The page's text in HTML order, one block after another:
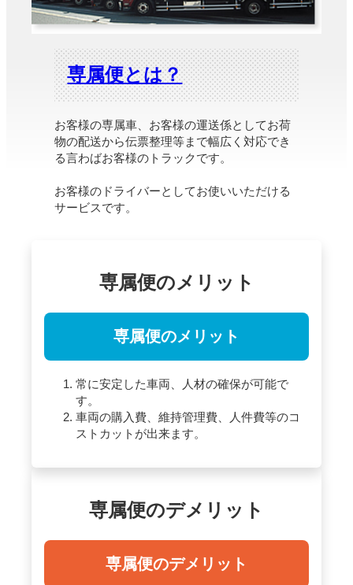
専属便とは？
お客様の専属車、お客様の運送係としてお荷
物の配送から伝票整理等まで幅広く対応でき
る言わばお客様のトラックです。
お客様のドライバーとしてお使いいただける
サービスです。
専属便のメリット
専属便のメリット
常に安定した車両、人材の確保が可能で
す。
車両の購入費、維持管理費、人件費等のコ
ストカットが出来ます。
専属便のデメリット
専属便のデメリット